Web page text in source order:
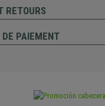
RETOURS
DE PAIEMENT